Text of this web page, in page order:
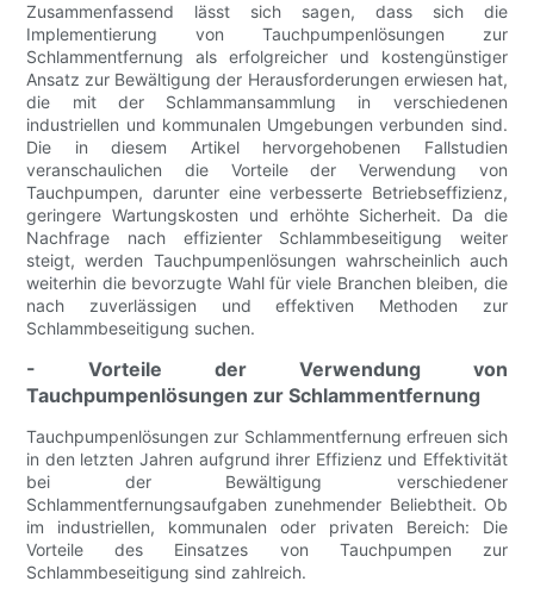
Zusammenfassend lässt sich sagen, dass sich die
Implementierung von Tauchpumpenlösungen zur
Schlammentfernung als erfolgreicher und kostengünstiger
Ansatz zur Bewältigung der Herausforderungen erwiesen hat,
die mit der Schlammansammlung in verschiedenen
industriellen und kommunalen Umgebungen verbunden sind.
Die in diesem Artikel hervorgehobenen Fallstudien
veranschaulichen die Vorteile der Verwendung von
Tauchpumpen, darunter eine verbesserte Betriebseffizienz,
geringere Wartungskosten und erhöhte Sicherheit. Da die
Nachfrage nach effizienter Schlammbeseitigung weiter
steigt, werden Tauchpumpenlösungen wahrscheinlich auch
weiterhin die bevorzugte Wahl für viele Branchen bleiben, die
nach zuverlässigen und effektiven Methoden zur
Schlammbeseitigung suchen.
- Vorteile der Verwendung von
Tauchpumpenlösungen zur Schlammentfernung
Tauchpumpenlösungen zur Schlammentfernung erfreuen sich
in den letzten Jahren aufgrund ihrer Effizienz und Effektivität
bei der Bewältigung verschiedener
Schlammentfernungsaufgaben zunehmender Beliebtheit. Ob
im industriellen, kommunalen oder privaten Bereich: Die
Vorteile des Einsatzes von Tauchpumpen zur
Schlammbeseitigung sind zahlreich.